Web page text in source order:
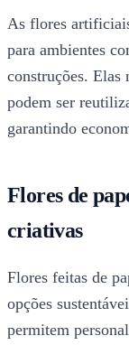
As flores
para ambientes
construções. Elas
podem ser
garantindo
Flores de
criativas
Flores feitas de
opções
permitem